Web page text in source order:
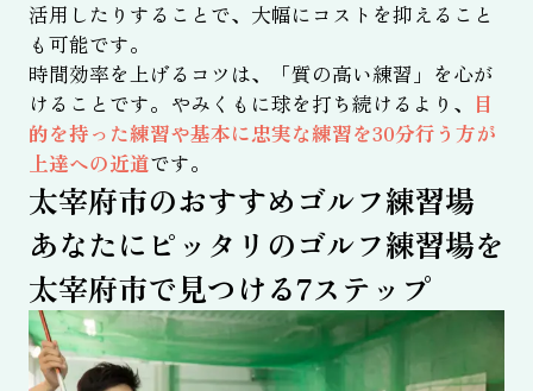
活用したりすることで、大幅にコストを抑えること
も可能です。
時間効率を上げるコツは、「質の高い練習」を心が
けることです。やみくもに球を打ち続けるより、 目
的を持った練習や基本に忠実な練習を30分行う方が
上達への近道です。
太宰府市のおすすめゴルフ練習場
あなたにピッタリのゴルフ練習場を
太宰府市で見つける7ステップ